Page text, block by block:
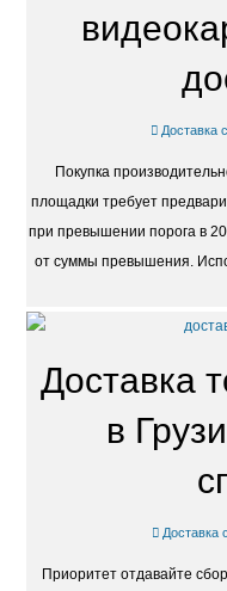
Доставка
Покупка
площадки требует
при превышении порога в
от суммы превышения.
Доставка
в
Доставка
Приоритет отдавайте